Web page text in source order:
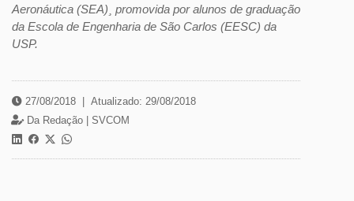
Aeronáutica (SEA)¸ promovida por alunos de graduação
da Escola de Engenharia de São Carlos (EESC) da
USP.
27/08/2018
Atualizado: 29/08/2018
Da Redação | SVCOM